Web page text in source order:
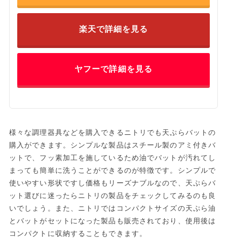
楽天で詳細を見る
ヤフーで詳細を見る
様々な調理器具などを購入できるニトリでも天ぷらバットの
購入ができます。シンプルな製品はスチール製のアミ付きバ
ットで、フッ素加工を施しているため油でバットが汚れてし
まっても簡単に洗うことができるのが特徴です。シンプルで
使いやすい形状ですし価格もリーズナブルなので、天ぷらバ
ット選びに迷ったらニトリの製品をチェックしてみるのも良
いでしょう。また、ニトリではコンパクトサイズの天ぷら油
とバットがセットになった製品も販売されており、使用後は
コンパクトに収納することもできます。